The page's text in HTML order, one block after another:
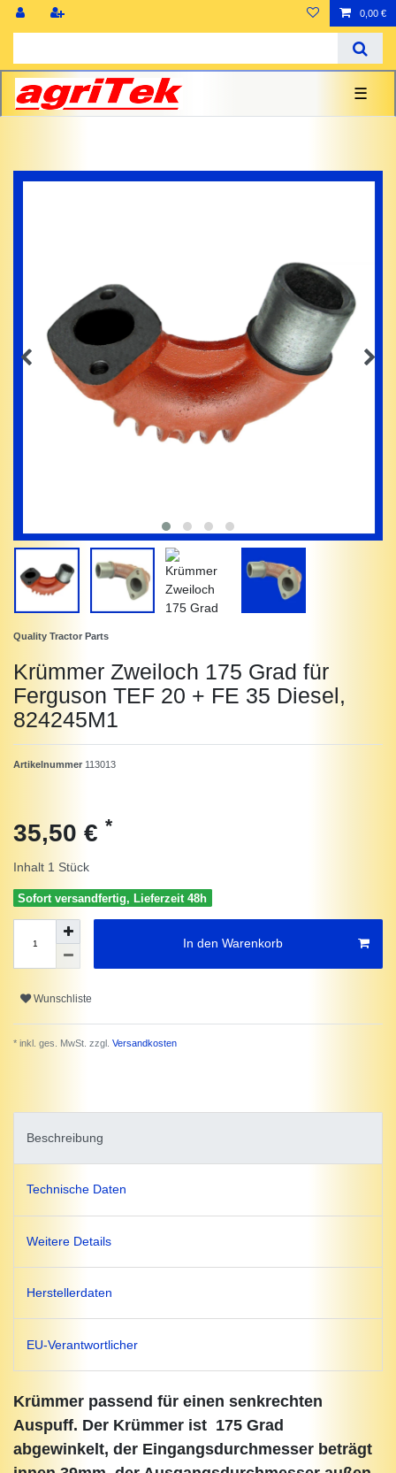
0,00 €
☰
Quality Tractor Parts
Krümmer Zweiloch 175 Grad für
Ferguson TEF 20 + FE 35 Diesel,
824245M1
Artikelnummer 113013
35,50 € *
Inhalt 1 Stück
Sofort versandfertig, Lieferzeit 48h
In den Warenkorb
Wunschliste
* inkl. ges. MwSt. zzgl. Versandkosten
Beschreibung
Technische Daten
Weitere Details
Herstellerdaten
EU-Verantwortlicher
Krümmer passend für einen senkrechten
Auspuff. Der Krümmer ist 175 Grad
abgewinkelt, der Eingangsdurchmesser beträgt